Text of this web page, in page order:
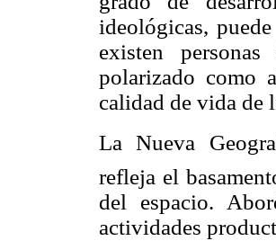
ideológicas,
existen
polarizado como
calidad de vida de
La Nueva
refleja el
del espacio.
actividades